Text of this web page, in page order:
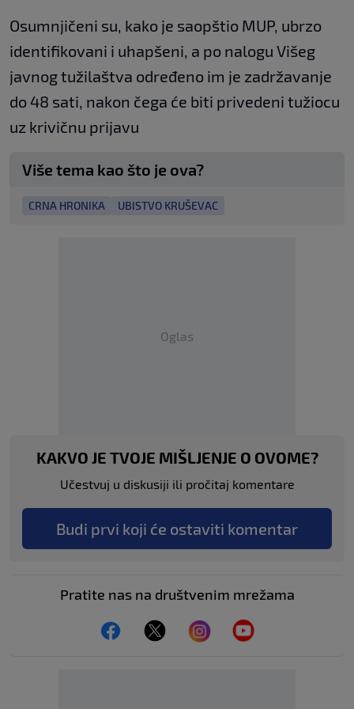
Osumnjičeni su, kako je saopštio MUP, ubrzo
identifikovani i uhapšeni, a po nalogu Višeg
javnog tužilaštva određeno im je zadržavanje
do 48 sati, nakon čega će biti privedeni tužiocu
uz krivičnu prijavu
Više tema kao što je ova?
CRNA HRONIKA UBISTVO KRUŠEVAC
Oglas
KAKVO JE TVOJE MIŠLJENJE O OVOME?
Učestvuj u diskusiji ili pročitaj komentare
Budi prvi koji će ostaviti komentar
Pratite nas na društvenim mrežama